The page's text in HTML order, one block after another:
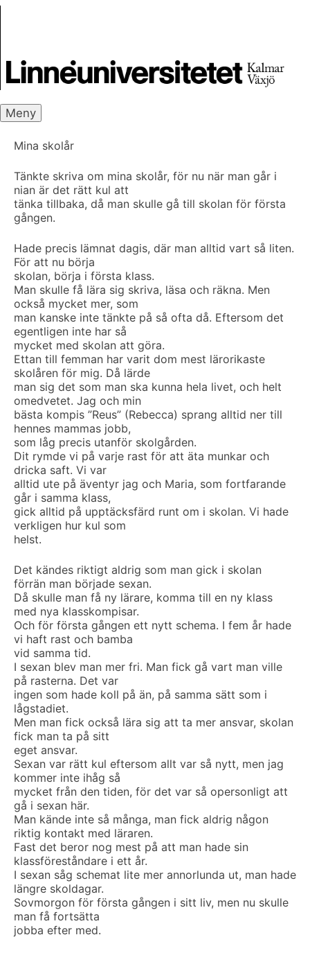
Meny
Mina skolår
Tänkte skriva om mina skolår, för nu när man går i
nian är det rätt kul att
tänka tillbaka, då man skulle gå till skolan för första
gången.
Hade precis lämnat dagis, där man alltid vart så liten.
För att nu börja
skolan, börja i första klass.
Man skulle få lära sig skriva, läsa och räkna. Men
också mycket mer, som
man kanske inte tänkte på så ofta då. Eftersom det
egentligen inte har så
mycket med skolan att göra.
Ettan till femman har varit dom mest lärorikaste
skolåren för mig. Då lärde
man sig det som man ska kunna hela livet, och helt
omedvetet. Jag och min
bästa kompis ”Reus” (Rebecca) sprang alltid ner till
hennes mammas jobb,
som låg precis utanför skolgården.
Dit rymde vi på varje rast för att äta munkar och
dricka saft. Vi var
alltid ute på äventyr jag och Maria, som fortfarande
går i samma klass,
gick alltid på upptäcksfärd runt om i skolan. Vi hade
verkligen hur kul som
helst.
Det kändes riktigt aldrig som man gick i skolan
förrän man började sexan.
Då skulle man få ny lärare, komma till en ny klass
med nya klasskompisar.
Och för första gången ett nytt schema. I fem år hade
vi haft rast och bamba
vid samma tid.
I sexan blev man mer fri. Man fick gå vart man ville
på rasterna. Det var
ingen som hade koll på än, på samma sätt som i
lågstadiet.
Men man fick också lära sig att ta mer ansvar, skolan
fick man ta på sitt
eget ansvar.
Sexan var rätt kul eftersom allt var så nytt, men jag
kommer inte ihåg så
mycket från den tiden, för det var så opersonligt att
gå i sexan här.
Man kände inte så många, man fick aldrig någon
riktig kontakt med läraren.
Fast det beror nog mest på att man hade sin
klassföreståndare i ett år.
I sexan såg schemat lite mer annorlunda ut, man hade
längre skoldagar.
Sovmorgon för första gången i sitt liv, men nu skulle
man få fortsätta
jobba efter med.